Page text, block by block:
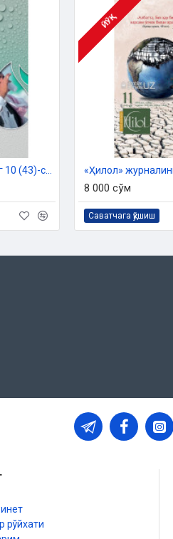
ЙЎҚ
8 000 сўм
Саватчага қўшиш
рўйхати